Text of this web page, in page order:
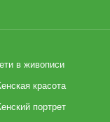
в живописи
красота
портрет